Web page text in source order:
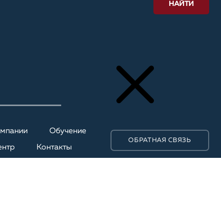
Обучение
Контакты
ОБРАТНАЯ СВЯЗЬ
НАЙТИ